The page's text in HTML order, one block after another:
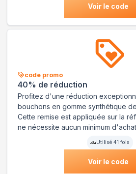
Voir le code
code promo
40% de réduction
Profitez d'une réduction
bouchons en gomme synthétique
Cette remise est appliquée sur la
ne nécessite aucun minimum
Utilisé 41 fois
Voir le code